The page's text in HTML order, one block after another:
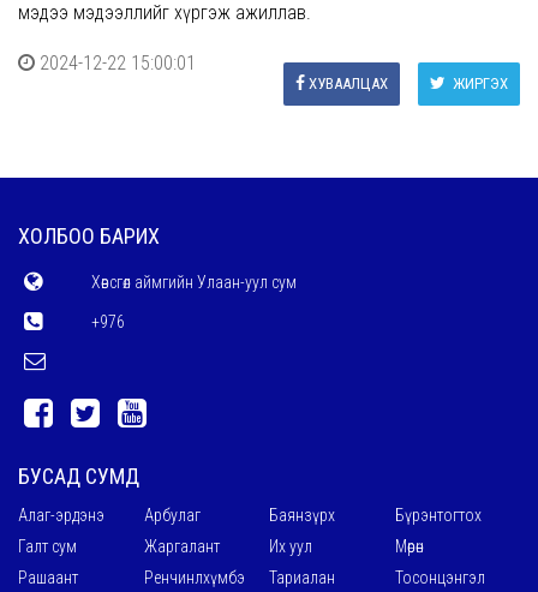
мэдээ мэдээллийг хүргэж ажиллав.
2024-12-22 15:00:01
ЖИРГЭХ
ХУВААЛЦАХ
ХОЛБОО БАРИХ
Хөвсгөл аймгийн Улаан-уул сум
+976
БУСАД СУМД
Алаг-эрдэнэ Арбулаг Баянзүрх
Бүрэнтогтох
Галт сум
Жаргалант Их уул
Мөрөн
Рашаант
Ренчинлхүмбэ Тариалан Тосонцэнгэл